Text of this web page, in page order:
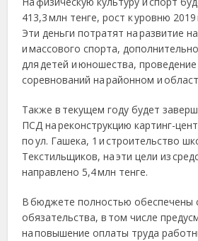
413,3 млн тенге, рост к уровню 2019
Эти деньги потратят на развитие
и массового спорта,
для детей и юношества,
соревнований на районном и
Также в текущем году будет
ПСД на реконструкцию картинг-
по ул. Гашека, 1 и строительство
Текстильщиков, на эти цели из
направлено 5,4 млн тенге.
В бюджете полностью обеспечены
обязательства, в том числе
на повышение оплаты труда